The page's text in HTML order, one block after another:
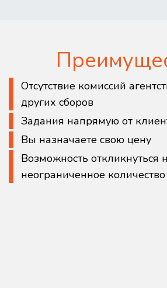
Отсутствие комиссий
других сборов
Задания напрямую от
Вы назначаете свою цену
Возможность откликнуться
неограниченное